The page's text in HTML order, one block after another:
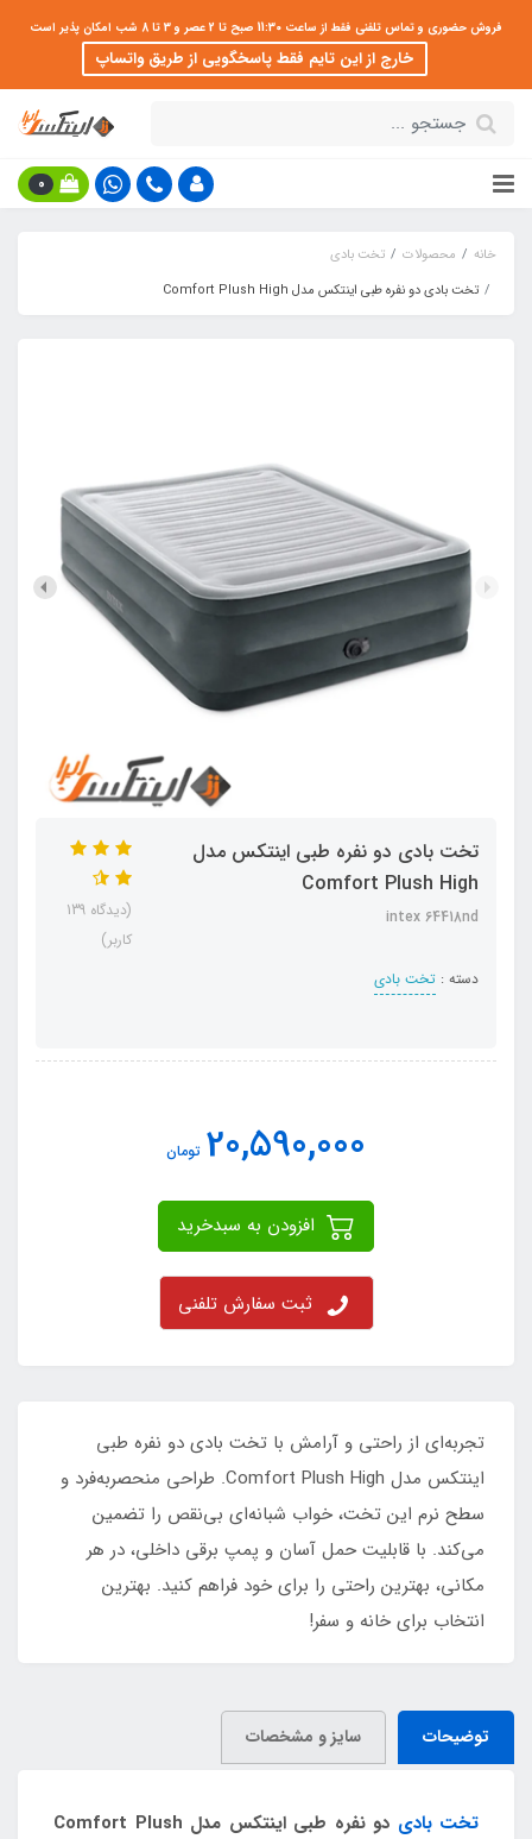
فروش حضوری و تماس تلفنی فقط از ساعت 11:30 صبح تا 2 عصر و 3 تا 8 شب امکان پذیر است
خارج از این تایم فقط پاسخگویی از طریق واتساپ
0
خانه محصولات
تخت بادی
تخت بادی دو نفره طبی اینتکس مدل Comfort Plush High
تخت بادی دو نفره طبی اینتکس مدل
Comfort Plush High
intex 64418nd
دسته : تخت بادی
(دیدگاه 139
کاربر)
20,590,000 تومان
ثبت سفارش تلفنی
تجربه‌ای از راحتی و آرامش با تخت بادی دو نفره طبی
اینتکس مدل Comfort Plush High. طراحی منحصربه‌فرد و
سطح نرم این تخت، خواب شبانه‌ای بی‌نقص را تضمین
می‌کند. با قابلیت حمل آسان و پمپ برقی داخلی، در هر
مکانی، بهترین راحتی را برای خود فراهم کنید. بهترین
انتخاب برای خانه و سفر!
توضیحات سایز و مشخصات
تخت بادی
دو نفره طبی اینتکس مدل Comfort Plush